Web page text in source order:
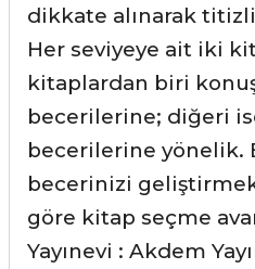
dikkate alınarak
Her seviyeye ait iki
kitaplardan biri
becerilerine; diğeri
becerilerine yönelik.
becerinizi
göre kitap seçme
Yayınevi : Akdem